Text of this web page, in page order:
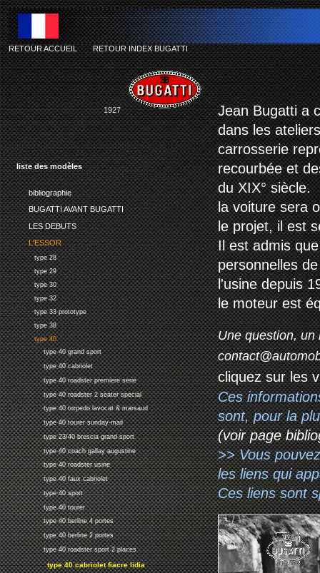
liste des modèles
bibliographie
BUGATTI AVANT BUGATTI
LES DEBUTS
L'ESSOR
type 28
type 29
type 30
type 32
type 33 prototype
type 38
type 40
type 40 grand sport
type 40 cabriolet
type 40 roadster premiere serie
type 40 roadster 2 seater special
type 40 torpedo lavocat & marsaud
type 40 tourer sunday-mail
type 23/40 brescia grand-sport
type 40 coach gallay augustine
type 40 roadster usine
type 40 faux cabriolet
type 40 sport
type 40 tourer
type 40 berline 4 portes
type 40 berline 2 portes
type 40 roadster sport 2 places
type 40 cabriolet fiacre lidia
RETOUR ACCUEIL-RETOUR INDEX BUGATTI
1927
Jean Bugatti a
dans les
carrosserie
recourbée et
du XIX° siècle.
la voiture sera
le projet, il est
Il est admis
personnelles
l'usine depuis
le moteur est
Une question, un
cliquez sur les
Ces
sont, pour la
(voir page
>> Vous
les liens qui
Ces liens sont